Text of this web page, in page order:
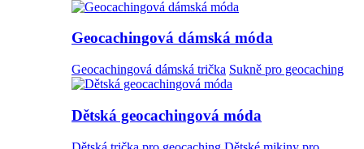
Geocachingová dámská móda
Geocachingová dámská trička Sukně pro geocaching
Dětská geocachingová móda